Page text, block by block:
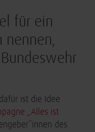
für ein
nennen,
ist die Idee
„Alles ist
des